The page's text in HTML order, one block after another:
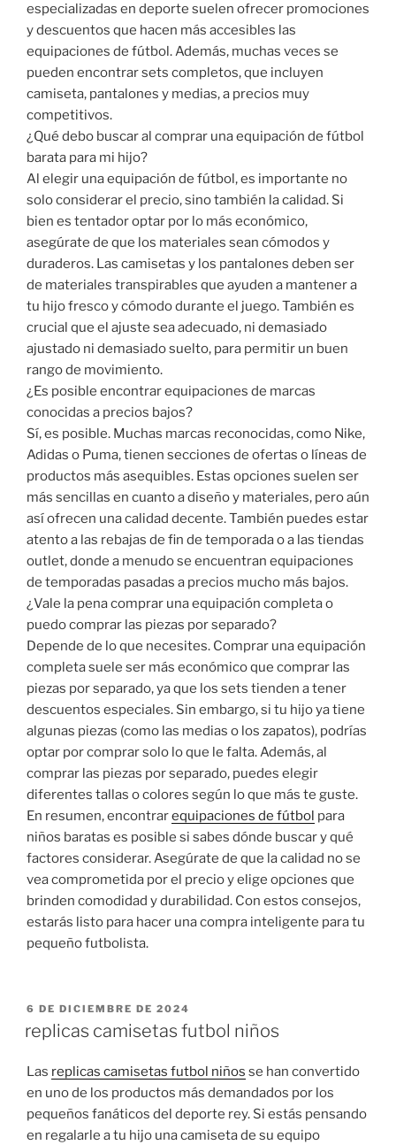
especializadas en deporte suelen ofrecer promociones
y descuentos que hacen más accesibles las
equipaciones de fútbol. Además, muchas veces se
pueden encontrar sets completos, que incluyen
camiseta, pantalones y medias, a precios muy
competitivos.
¿Qué debo buscar al comprar una equipación de fútbol
barata para mi hijo?
Al elegir una equipación de fútbol, es importante no
solo considerar el precio, sino también la calidad. Si
bien es tentador optar por lo más económico,
asegúrate de que los materiales sean cómodos y
duraderos. Las camisetas y los pantalones deben ser
de materiales transpirables que ayuden a mantener a
tu hijo fresco y cómodo durante el juego. También es
crucial que el ajuste sea adecuado, ni demasiado
ajustado ni demasiado suelto, para permitir un buen
rango de movimiento.
¿Es posible encontrar equipaciones de marcas
conocidas a precios bajos?
Sí, es posible. Muchas marcas reconocidas, como Nike,
Adidas o Puma, tienen secciones de ofertas o líneas de
productos más asequibles. Estas opciones suelen ser
más sencillas en cuanto a diseño y materiales, pero aún
así ofrecen una calidad decente. También puedes estar
atento a las rebajas de fin de temporada o a las tiendas
outlet, donde a menudo se encuentran equipaciones
de temporadas pasadas a precios mucho más bajos.
¿Vale la pena comprar una equipación completa o
puedo comprar las piezas por separado?
Depende de lo que necesites. Comprar una equipación
completa suele ser más económico que comprar las
piezas por separado, ya que los sets tienden a tener
descuentos especiales. Sin embargo, si tu hijo ya tiene
algunas piezas (como las medias o los zapatos), podrías
optar por comprar solo lo que le falta. Además, al
comprar las piezas por separado, puedes elegir
diferentes tallas o colores según lo que más te guste.
En resumen, encontrarequipaciones de fútbol para
niños baratas es posible si sabes dónde buscar y qué
factores considerar. Asegúrate de que la calidad no se
vea comprometida por el precio y elige opciones que
brinden comodidad y durabilidad. Con estos consejos,
estarás listo para hacer una compra inteligente para tu
pequeño futbolista.
PUBLICADO
6 DE DICIEMBRE DE 2024
replicas camisetas futbol niños
Las replicas camisetas futbol niños se han convertido
en uno de los productos más demandados por los
pequeños fanáticos del deporte rey. Si estás pensando
en regalarle a tu hijo una camiseta de su equipo